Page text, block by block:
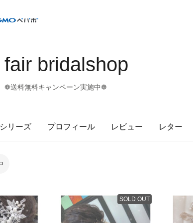
fair bridalshop
❁ 送料無料キャンペーン実施中❁
シリーズ プロフィール レビュー レター
SOLD OUT